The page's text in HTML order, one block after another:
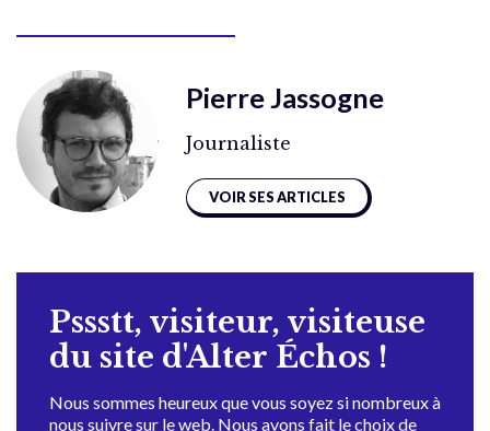
Pierre Jassogne
Journaliste
VOIR SES ARTICLES
Pssstt, visiteur, visiteuse
du site d'Alter Échos !
Nous sommes heureux que vous soyez si nombreux à
nous suivre sur le web. Nous avons fait le choix de